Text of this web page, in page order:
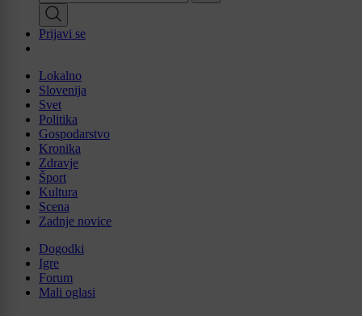
Prijavi se
Lokalno
Slovenija
Svet
Politika
Gospodarstvo
Kronika
Zdravje
Šport
Kultura
Scena
Zadnje novice
Dogodki
Igre
Forum
Mali oglasi